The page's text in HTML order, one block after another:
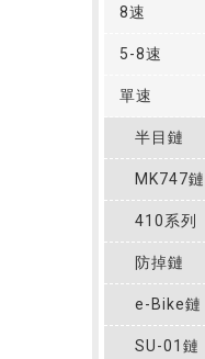
8速
5-8速
單速
半目鏈
MK747鏈
410系列
防掉鏈
e-Bike鏈
SU-01鏈